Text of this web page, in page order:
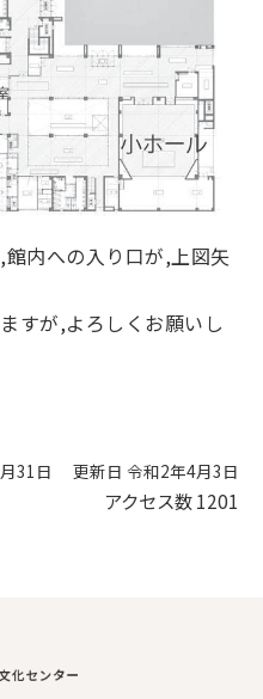
内への入り口が,上図矢
すが,よろしくお願いし
31日 更新日 令和2年4月3日
アクセス数1201